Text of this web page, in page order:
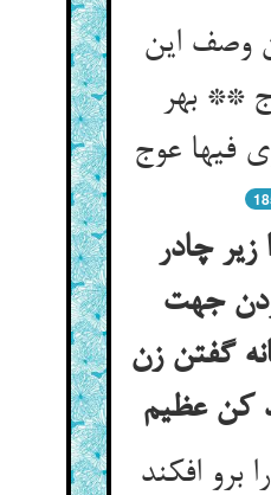
وصف این
** بهر
فیها عوج
چادر
جهت
گفتن زن
کن عظیم
برو افکند